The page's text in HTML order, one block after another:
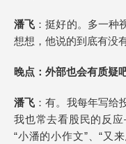
潘飞 ：挺好的。多一种
想想，他说的到底有没
晚点 ：外部也会有质疑
潘飞 ：有。我每年写给
我也常去看股民的反
“小潘的小作文”、“又